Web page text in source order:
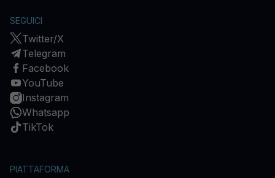
SEGUICI
Twitter/X
Telegram
Facebook
YouTube
Instagram
Whatsapp
TikTok
PIATTAFORMA